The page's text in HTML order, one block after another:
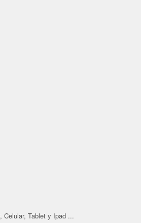
Tablet y Ipad ...